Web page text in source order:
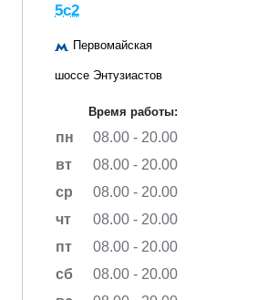
5с2
Первомайская
шоссе Энтузиастов
Время работы:
пн
08.00 - 20.00
вт
08.00 - 20.00
ср
08.00 - 20.00
чт
08.00 - 20.00
пт
08.00 - 20.00
сб
08.00 - 20.00